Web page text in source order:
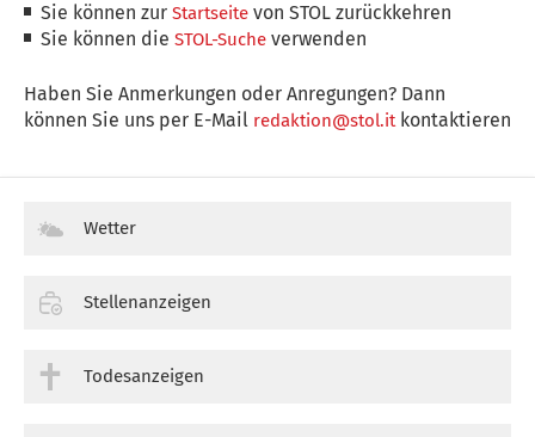
Sie können zurStartseite von STOL zurückkehren
Sie können dieSTOL-Suche verwenden
Haben Sie Anmerkungen oder Anregungen? Dann
können Sie uns per E-Mail redaktion@stol.itkontaktieren
Wetter
Stellenanzeigen
Todesanzeigen